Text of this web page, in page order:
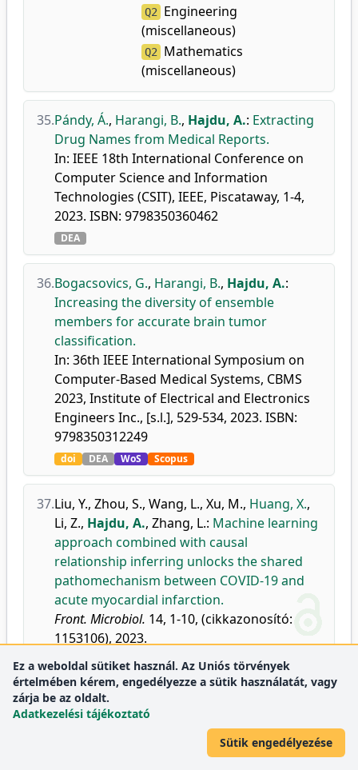
Q2
Engineering
(miscellaneous)
Q2
Mathematics
(miscellaneous)
35.Pándy, Á., Harangi, B., Hajdu, A.: Extracting
Drug Names from Medical Reports.
In: IEEE 18th International Conference on
Computer Science and Information
Technologies (CSIT), IEEE, Piscataway, 1-4,
2023. ISBN: 9798350360462
DEA
36.Bogacsovics, G., Harangi, B., Hajdu, A.:
Increasing the diversity of ensemble
members for accurate brain tumor
classification.
In: 36th IEEE International Symposium on
Computer-Based Medical Systems, CBMS
2023, Institute of Electrical and Electronics
Engineers Inc., [s.l.], 529-534, 2023. ISBN:
9798350312249
doi DEA WoS Scopus
37.Liu, Y., Zhou, S., Wang, L., Xu, M., Huang, X.,
Li, Z., Hajdu, A., Zhang, L.: Machine learning
approach combined with causal
relationship inferring unlocks the shared
pathomechanism between COVID-19 and
acute myocardial infarction.
Front. Microbiol. 14, 1-10, (cikkazonosító:
1153106), 2023.
doi DEA WoS Scopus
Folyóirat-
mutatók:
Q1 Microbiology
Ez a weboldal sütiket használ. Az Uniós törvények
értelmében kérem, engedélyezze a sütik használatát, vagy
zárja be az oldalt.
Adatkezelési tájékoztató
Sütik engedélyezése